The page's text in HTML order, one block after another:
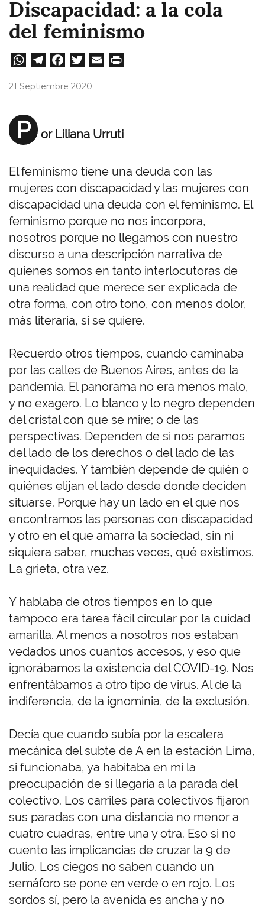
Discapacidad: a la cola
del feminismo
W
A
pp
Te
m
Fa
21 Septiembre 2020
P or Liliana Urruti
El feminismo tiene una deuda con las
mujeres con discapacidad y las mujeres con
discapacidad una deuda con el feminismo. El
feminismo porque no nos incorpora,
nosotros porque no llegamos con nuestro
discurso a una descripción narrativa de
quienes somos en tanto interlocutoras de
una realidad que merece ser explicada de
otra forma, con otro tono, con menos dolor,
más literaria, si se quiere.
Recuerdo otros tiempos, cuando caminaba
por las calles de Buenos Aires, antes de la
pandemia. El panorama no era menos malo,
y no exagero. Lo blanco y lo negro dependen
del cristal con que se mire; o de las
perspectivas. Dependen de si nos paramos
del lado de los derechos o del lado de las
inequidades. Y también depende de quién o
quiénes elijan el lado desde donde deciden
situarse. Porque hay un lado en el que nos
encontramos las personas con discapacidad
y otro en el que amarra la sociedad, sin ni
siquiera saber, muchas veces, qué existimos.
La grieta, otra vez.
Y hablaba de otros tiempos en lo que
tampoco era tarea fácil circular por la cuidad
amarilla. Al menos a nosotros nos estaban
vedados unos cuantos accesos, y eso que
ignorábamos la existencia del COVID-19. Nos
enfrentábamos a otro tipo de virus. Al de la
indiferencia, de la ignominia, de la exclusión.
Decía que cuando subía por la escalera
mecánica del subte de A en la estación Lima,
si funcionaba, ya habitaba en mi la
preocupación de si llegaría a la parada del
colectivo. Los carriles para colectivos fijaron
sus paradas con una distancia no menor a
cuatro cuadras, entre una y otra. Eso si no
cuento las implicancias de cruzar la 9 de
Julio. Los ciegos no saben cuando un
semáforo se pone en verde o en rojo. Los
sordos sí, pero la avenida es ancha y no